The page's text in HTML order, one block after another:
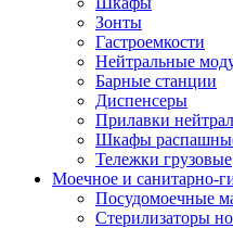
Зонты
Гастроемкости
Нейтральные
Барные станции
Диспенсеры
Прилавки
Шкафы
Тележки грузовые
Моечное и санитарно-
Посудомоечные
Стерилизаторы